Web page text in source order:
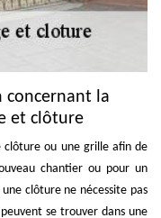
concernant la
et clôture
ou une grille afin de
chantier ou pour un
clôture ne nécessite pas
se trouver dans une